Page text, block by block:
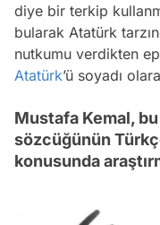
diye bir terkip
bularak Atatürk
nutkumu verdikten
Atatürk’ü soyadı
Mustafa Kemal,
sözcüğünün
konusunda